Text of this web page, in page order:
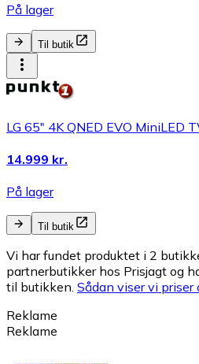
På lager
Til butik
LG 65" 4K QNED EVO MiniLED
14.999 kr.
På lager
Til butik
Vi har fundet produktet i 2
partnerbutikker hos Prisjagt og
til butikken. Sådan viser vi priser
Reklame
Reklame